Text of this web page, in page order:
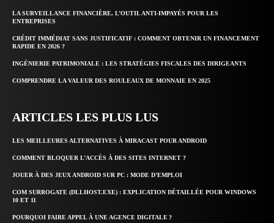
LA SURVEILLANCE FINANCIÈRE, L’OUTIL ANTI-IMPAYÉS POUR LES
ENTREPRISES
CRÉDIT IMMÉDIAT SANS JUSTIFICATIF : COMMENT OBTENIR UN FINANCEMENT
RAPIDE EN 2026 ?
INGÉNIERIE PATRIMONIALE : LES STRATÉGIES FISCALES DES DIRIGEANTS
COMPRENDRE LA VALEUR DES ROULEAUX DE MONNAIE EN 2025
ARTICLES LES PLUS LUS
LES MEILLEURES ALTERNATIVES À MIRACAST POUR ANDROID
COMMENT BLOQUER L’ACCÈS À DES SITES INTERNET ?
JOUER À DES JEUX ANDROID SUR PC : MODE D’EMPLOI
COM SURROGATE (DLLHOST.EXE) : EXPLICATION DÉTAILLÉE POUR WINDOWS
10 ET 11
POURQUOI FAIRE APPEL À UNE AGENCE DIGITALE ?